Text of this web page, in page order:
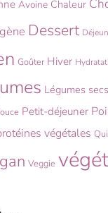
Avoine Chaleur
Dessert
Goûter Hiver
Légumes secs
Petit-déjeuner
végétales
Veggie